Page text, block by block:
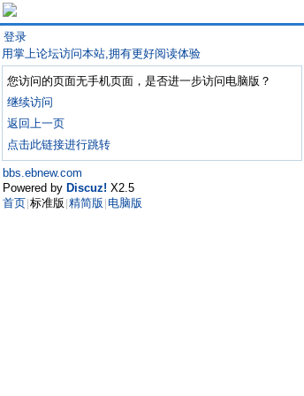
登录
用掌上论坛访问本站,拥有更好阅读体验
您访问的页面无手机页面，是否进一步访问电脑版？
继续访问
返回上一页
点击此链接进行跳转
bbs.ebnew.com
Powered by Discuz! X2.5
首页 标准版 精简版 电脑版